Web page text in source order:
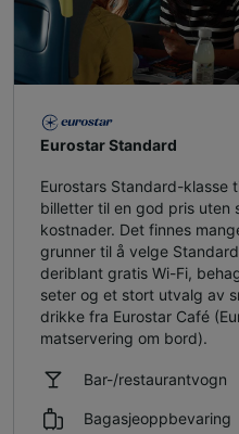
Eurostar Standard
Eurostars Standard-klasse
billetter til en god pris uten
kostnader. Det finnes
grunner til å velge
deriblant gratis Wi-Fi,
seter og et stort utvalg av
drikke fra Eurostar Café
matservering om bord).
Bar-/restaurantvogn
Bagasjeoppbevaring